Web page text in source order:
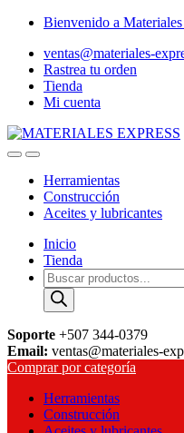
Skip
navigation
Skip
content
Bienvenido a
ventas@materiales-
Rastrea tu orden
Tienda
Mi cuenta
Herramientas
Construcción
Aceites y lubricantes
Inicio
Tienda
Búsqueda
de
productos
Soporte +507 344-0379
Email: ventas@materiales-
Comprar por categoría
Herramientas
Construcción